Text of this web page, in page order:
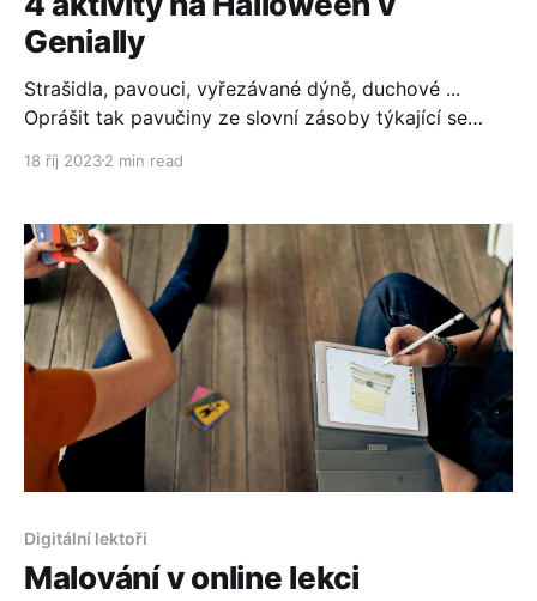
Genially
Strašidla, pavouci, vyřezávané dýně, duchové ...
Oprášit tak pavučiny ze slovní zásoby týkající se
které musíte s vašimi studenty vyzkoušet.
18 říj 20232 min read
Digitální lektoři
Malování v online lekci